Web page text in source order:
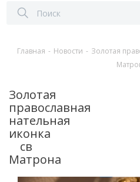
Главная - Новости - Золотая
Золотая
православная
нательная
иконка
св
Матрона